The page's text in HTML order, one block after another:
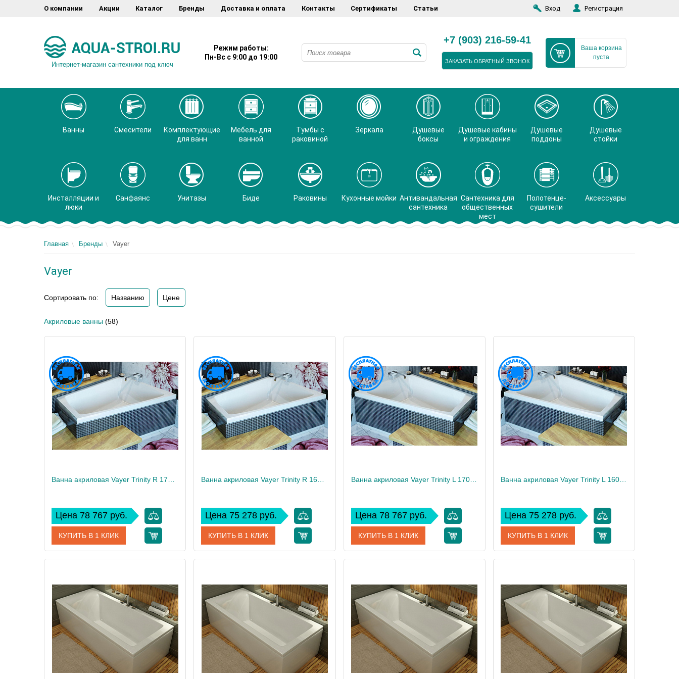
О компании Акции Каталог Бренды Доставка и оплата Контакты Сертификаты Статьи Вход Регистрация
Интернет-магазин сантехники под ключ
Режим работы:
Пн-Вс с 9:00 до 19:00
+7 (903) 216-59-41
ЗАКАЗАТЬ ОБРАТНЫЙ ЗВОНОК
Ваша корзина
пуста
Ванны Смесители
Комплектующие
для ванн
Мебель для
ванной
Тумбы с
раковиной
Зеркала
Душевые
боксы
Душевые кабины
и ограждения
Душевые
поддоны
Душевые
стойки
Инсталляции и
люки
Санфаянс Унитазы Биде Раковины Кухонные мойки Антивандальная
сантехника
Сантехника для
общественных
мест
Полотенце-
сушители
Аксессуары
Главная Бренды Vayer
Vayer
Сортировать по: Названию Цене
Акриловые ванны (58)
Цена 78 767 руб.
КУПИТЬ В 1 КЛИК
Производитель Vayer
Высота, см 63
Вес, кг 39
Цена 75 278 руб.
КУПИТЬ В 1 КЛИК
Производитель Vayer
Высота, см 63
Вес, кг 36
Ванна акриловая Vayer Trinity L 170x130
Цена 78 767 руб.
КУПИТЬ В 1 КЛИК
Производитель Vayer
Высота, см 63
Вес, кг 39
Ванна акриловая Vayer Trinity L 160x120
Цена 75 278 руб.
КУПИТЬ В 1 КЛИК
Производитель Vayer
Высота, см 63
Вес, кг 36